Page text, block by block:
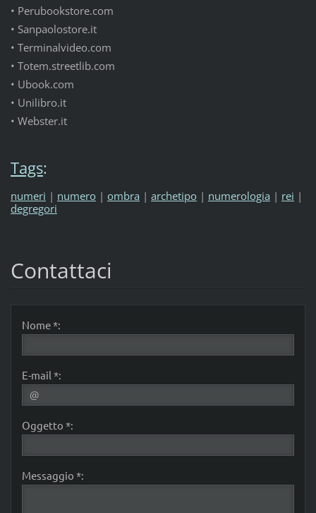
• Perubookstore.com
• Sanpaolostore.it
• Terminalvideo.com
• Totem.streetlib.com
• Ubook.com
• Unilibro.it
• Webster.it
Tags:
numeri | numero | ombra | archetipo | numerologia | rei |
degregori
Contattaci
Nome *:
E-mail *:
Oggetto *:
Messaggio *: